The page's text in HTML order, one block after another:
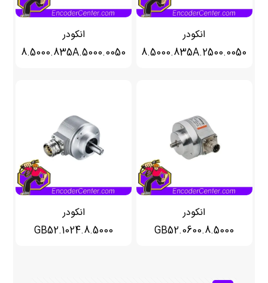
انکودر
8.5000.835A.2500.0050
انکودر
8.5000.835A.5000.0050
انکودر
8.5000.GB52.0600
انکودر
8.5000.GB52.1024